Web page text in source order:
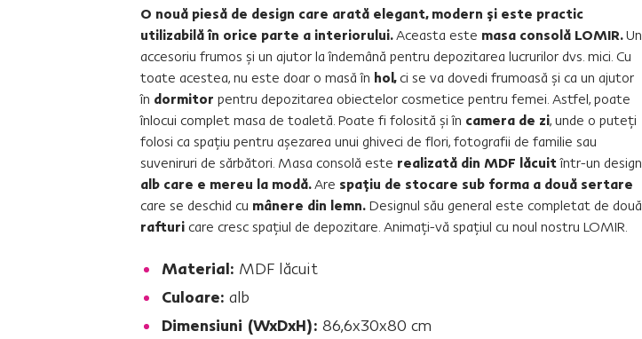
O nouă piesă de design care arată elegant, modern şi este practic
utilizabilă în orice parte a interiorului.Aceasta este masa consolă LOMIR.Un
accesoriu frumos şi un ajutor la îndemână pentru depozitarea lucrurilor dvs. mici. Cu
toate acestea, nu este doar o masă în hol,ci se va dovedi frumoasă şi ca un ajutor
în dormitor pentru depozitarea obiectelor cosmetice pentru femei. Astfel, poate
înlocui complet masa de toaletă. Poate fi folosită şi în camera de zi, unde o puteţi
folosi ca spaţiu pentru aşezarea unui ghiveci de flori, fotografii de familie sau
suveniruri de sărbători. Masa consolă este realizată din MDF lăcuitîntr-un design
alb care e mereu la modă.Are spaţiu de stocare sub forma a două sertare
care se deschid cu mânere din lemn. Designul său general este completat de două
rafturi care cresc spaţiul de depozitare. Animaţi-vă spaţiul cu noul nostru LOMIR.
Material: MDF lăcuit
Culoare: alb
Dimensiuni (WxDxH): 86,6x30x80 cm